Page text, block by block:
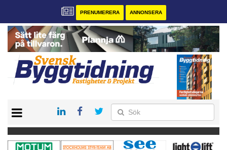
PRENUMERERA ANNONSERA
PRENUMERERA